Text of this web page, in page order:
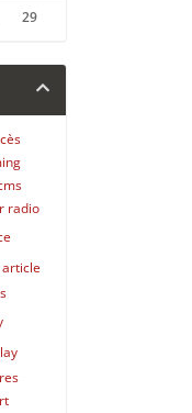
29
radio
article